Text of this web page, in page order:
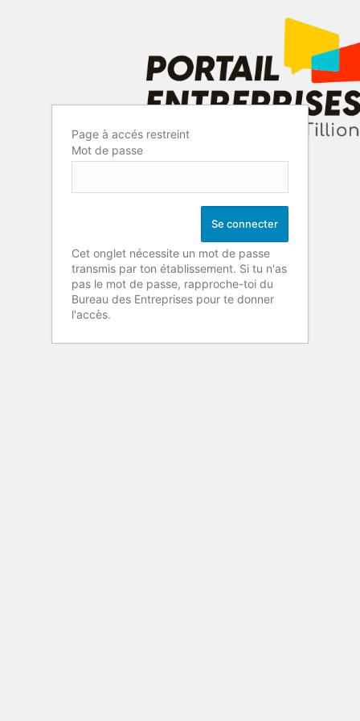
Page à accés restreint
Mot de passe
Cet onglet nécessite un mot de passe
transmis par ton établissement. Si tu n'as
pas le mot de passe, rapproche-toi du
Bureau des Entreprises pour te donner
l'accès.